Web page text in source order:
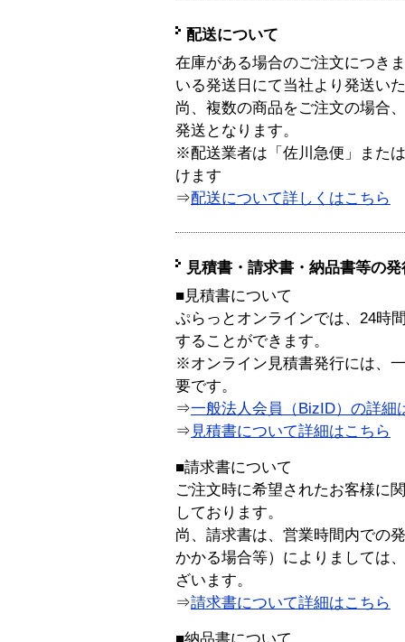
配送について
在庫がある場合のご注文につき
いる発送日にて当社より発送い
尚、複数の商品をご注文の場合
発送となります。
※配送業者は「佐川急便」また
けます
⇒配送について詳しくはこちら
見積書・請求書・納品書等の
■見積書について
ぷらっとオンラインでは、24時
することができます。
※オンライン見積書発行には、
要です。
⇒一般法人会員（BizID）の詳細
⇒ 見積書について詳細はこちら
■請求書について
ご注文時に希望されたお客様に
しております。
尚、請求書は、営業時間内での
かかる場合等）によりましては
ざいます。
⇒請求書について詳細はこちら
■納品書について